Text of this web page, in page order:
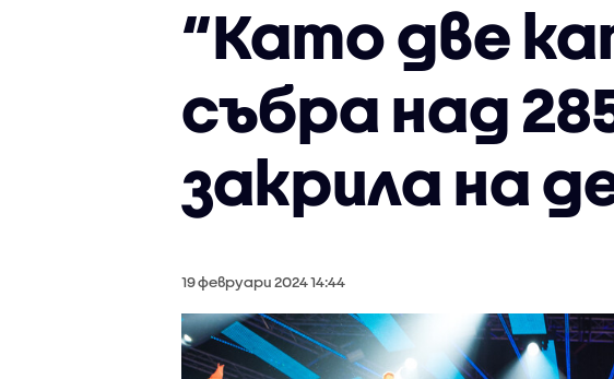
“Като две
събра над
закрила на
19 февруари 2024 14:44